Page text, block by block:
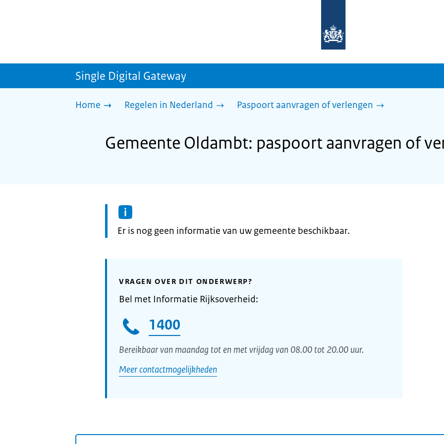
homepage
sdg.rijksoverheid.nl
Single Digital Gateway
Home Regelen in Nederland Paspoort aanvragen of verlengen
Gemeente Oldambt: paspoort aanvragen of
Informatie:
Er is nog geen informatie van uw gemeente beschikbaar.
VRAGEN OVER DIT ONDERWERP?
Bel met Informatie Rijksoverheid:
1400
Bereikbaar van maandag tot en met vrijdag van 08.00 tot 20.00 uur.
Meer contactmogelijkheden